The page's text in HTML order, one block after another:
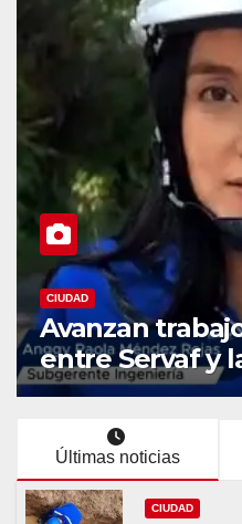
CIUDAD
Servaf
alcantarillado
equipo Vactor.
Últimas noticias
CIUDAD